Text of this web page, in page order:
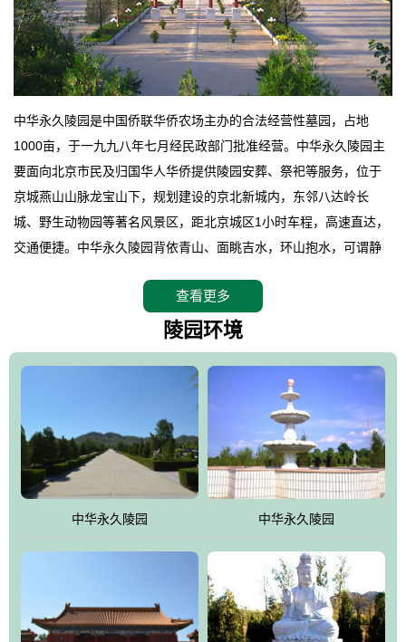
中华永久陵园是中国侨联华侨农场主办的合法经营性墓园，占地
1000亩，于一九九八年七月经民政部门批准经营。中华永久陵园主
要面向北京市民及归国华人华侨提供陵园安葬、祭祀等服务，位于
京城燕山山脉龙宝山下，规划建设的京北新城内，东邻八达岭长
城、野生动物园等著名风景区，距北京城区1小时车程，高速直达，
交通便捷。中华永久陵园背依青山、面眺吉水，环山抱水，可谓静
地。在总体设计上完全以中国传统文化作为前渠，由三条山脊环绕
而成，宛如一把太师椅，呈坐南朝北向，左青龙，右白虎，前朱
环绕挡住了外界的风吹，流动的生气遇到官厅的水又止住了，正好
符合山环水抱，藏风纳气的要求。中华永久陵园风景庄重典雅、气
势如宏，是华北地区最大的平川式墓园，陵园以皇家建筑风格为载
体吸取现代园林艺术之精华
查看更多
陵园环境
中华永久陵园 中华永久陵园